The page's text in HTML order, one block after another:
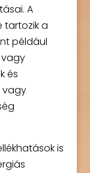
A
tartozik a
például
és
vagy
is